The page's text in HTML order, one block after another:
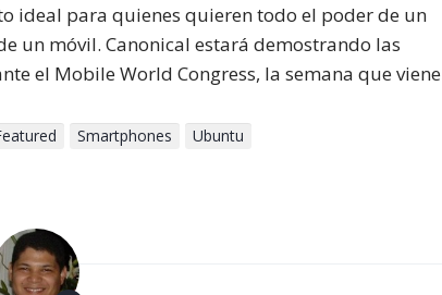
ideal para quienes quieren todo el poder de un
móvil. Canonical estará demostrando las
el Mobile World Congress, la semana que
Smartphones Ubuntu